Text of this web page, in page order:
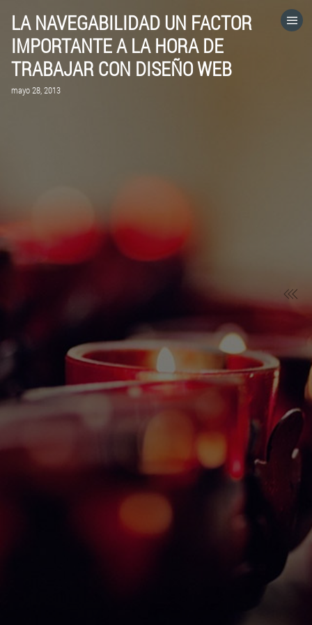
LA NAVEGABILIDAD UN FACTOR
IMPORTANTE A LA HORA DE
TRABAJAR CON DISEÑO WEB
mayo 28, 2013
HOME
CATEGORÍAS